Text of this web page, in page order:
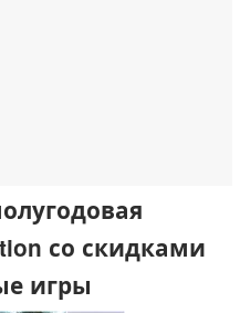
со скидками
игры